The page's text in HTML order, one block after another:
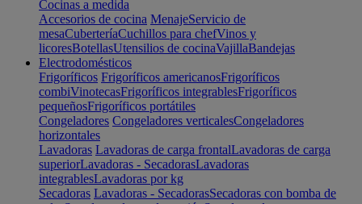
Cocinas a medida
Accesorios de cocina MenajeServicio de
mesaCuberteríaCuchillos para chefVinos y
licoresBotellasUtensilios de cocinaVajillaBandejas
Electrodomésticos
Frigoríficos Frigoríficos americanosFrigoríficos
combiVinotecasFrigoríficos integrablesFrigoríficos
pequeñosFrigoríficos portátiles
Congeladores Congeladores verticalesCongeladores
horizontales
Lavadoras Lavadoras de carga frontalLavadoras de carga
superiorLavadoras - SecadorasLavadoras
integrablesLavadoras por kg
Secadoras Lavadoras - SecadorasSecadoras con bomba de